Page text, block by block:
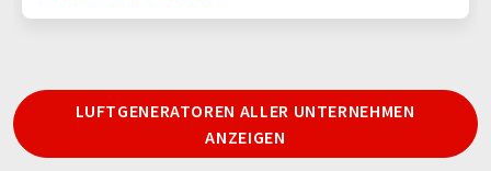
LUFTGENERATOREN ALLER UNTERNEHMEN
ANZEIGEN